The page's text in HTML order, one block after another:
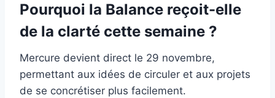
Pourquoi la Balance reçoit-elle
de la clarté cette semaine ?
Mercure devient direct le 29 novembre,
permettant aux idées de circuler et aux projets
de se concrétiser plus facilement.